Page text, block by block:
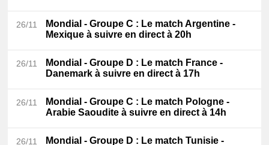
26/11 Mondial - Groupe C : Le match Argentine -
Mexique à suivre en direct à 20h
26/11 Mondial - Groupe D : Le match France -
Danemark à suivre en direct à 17h
26/11 Mondial - Groupe C : Le match Pologne -
Arabie Saoudite à suivre en direct à 14h
26/11 Mondial - Groupe D : Le match Tunisie -